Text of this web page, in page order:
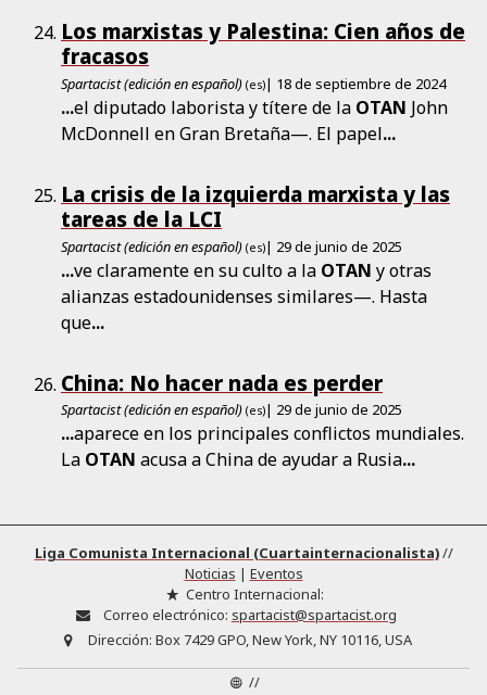
Los marxistas y Palestina: Cien años de
fracasos
Spartacist (edición en español) (es)| 18 de septiembre de 2024
...el diputado laborista y títere de la OTAN John
McDonnell en Gran Bretaña—. El papel...
La crisis de la izquierda marxista y las
tareas de la LCI
Spartacist (edición en español) (es)| 29 de junio de 2025
...ve claramente en su culto a la OTAN y otras
alianzas estadounidenses similares—. Hasta
que...
China: No hacer nada es perder
Spartacist (edición en español) (es)| 29 de junio de 2025
...aparece en los principales conflictos mundiales.
La OTAN acusa a China de ayudar a Rusia...
Liga Comunista Internacional (Cuartainternacionalista)//
Noticias | Eventos
Centro Internacional:
Correo electrónico: spartacist@spartacist.org
Dirección: Box 7429 GPO, New York, NY 10116, USA
//